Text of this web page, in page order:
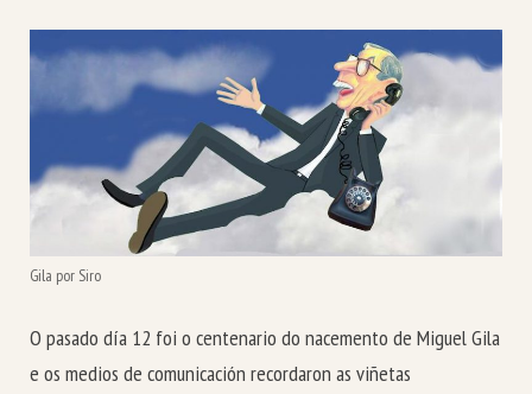
Gila por Siro
O pasado día 12 foi o centenario do nacemento de Miguel Gila
e os medios de comunicación recordaron as viñetas